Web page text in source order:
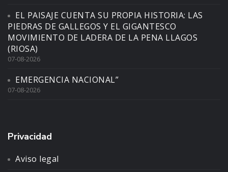
EL PAISAJE CUENTA SU PROPIA HISTORIA: LAS
PIEDRAS DE GALLEGOS Y EL GIGANTESCO
MOVIMIENTO DE LADERA DE LA PENA LLAGOS
(RIOSA)
07-08-2026
EMERGENCIA NACIONAL”
07-08-2026
Privacidad
Aviso legal